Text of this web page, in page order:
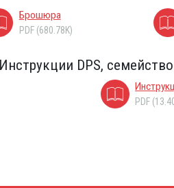
Брошюра
PDF (680.78K)
Инструкции DPS,
PDF